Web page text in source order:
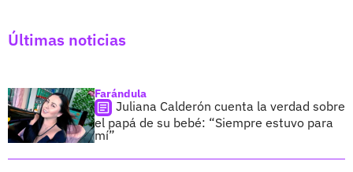
Últimas noticias
Farándula
Juliana Calderón cuenta la verdad sobre
el papá de su bebé: “Siempre estuvo para
mí”